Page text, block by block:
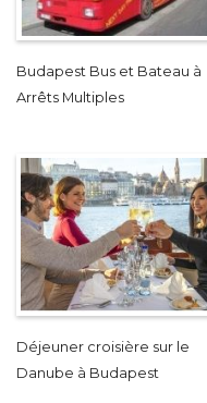
Budapest Bus et Bateau à
Arrêts Multiples
Déjeuner croisière sur le
Danube à Budapest